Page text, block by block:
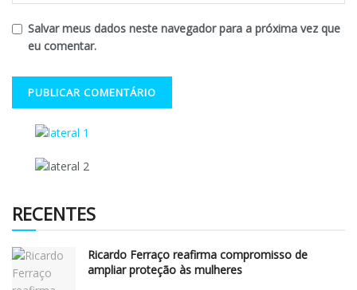
Salvar meus dados neste navegador para a próxima vez que
eu comentar.
RECENTES
Ricardo Ferraço reafirma compromisso de
ampliar proteção às mulheres